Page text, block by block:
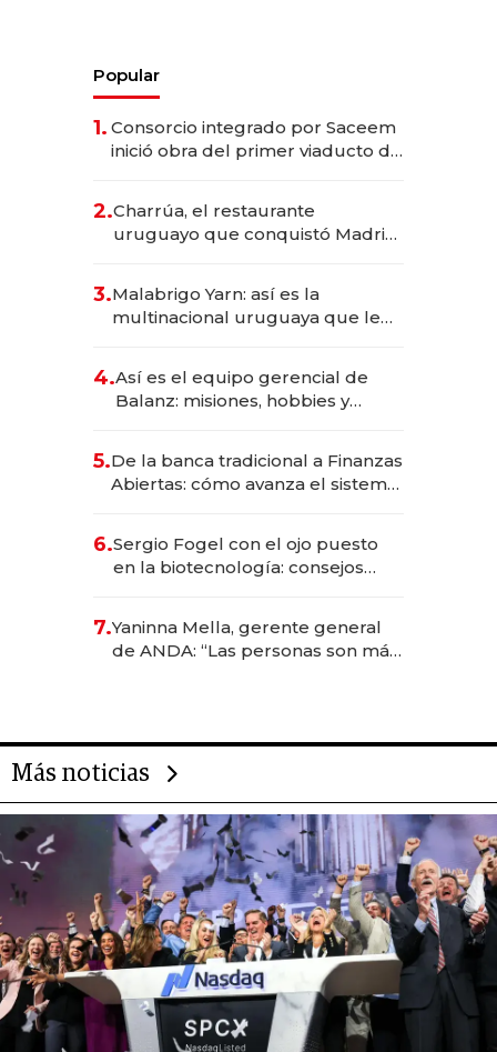
Popular
1. Consorcio integrado por Saceem
inició obra del primer viaducto de
millones
2.Charrúa, el restaurante
uruguayo que conquistó Madrid:
anticipación y prepara apertura
3.Malabrigo Yarn: así es la
multinacional uruguaya que le
4.Así es el equipo gerencial de
Balanz: misiones, hobbies y
5.De la banca tradicional a Finanzas
Abiertas: cómo avanza el sistema
6.Sergio Fogel con el ojo puesto
en la biotecnología: consejos
rol de la IA
7.Yaninna Mella, gerente general
de ANDA: “Las personas son más
Más noticias